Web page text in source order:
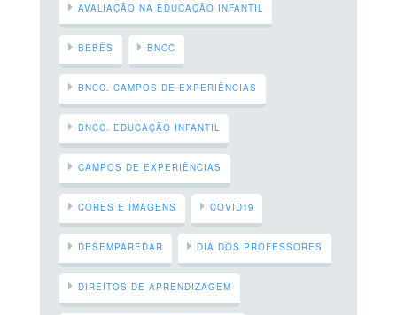
AVALIAÇÃO NA EDUCAÇÃO INFANTIL
BEBÊS BNCC
BNCC. CAMPOS DE EXPERIÊNCIAS
BNCC. EDUCAÇÃO INFANTIL
CAMPOS DE EXPERIÊNCIAS
CORES E IMAGENS COVID19
DESEMPAREDAR DIA DOS PROFESSORES
DIREITOS DE APRENDIZAGEM